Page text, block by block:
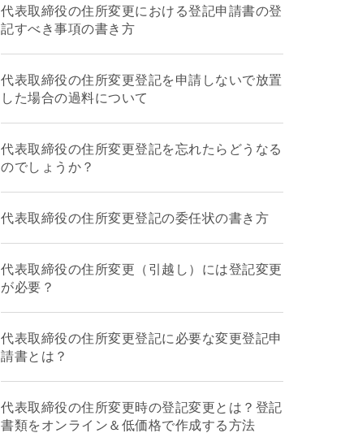
代表取締役の住所変更における登記申請書の登
記すべき事項の書き方
代表取締役の住所変更登記を申請しないで放置
した場合の過料について
代表取締役の住所変更登記を忘れたらどうなる
のでしょうか？
代表取締役の住所変更登記の委任状の書き方
代表取締役の住所変更（引越し）には登記変更
が必要？
代表取締役の住所変更登記に必要な変更登記申
請書とは？
代表取締役の住所変更時の登記変更とは？登記
書類をオンライン＆低価格で作成する方法